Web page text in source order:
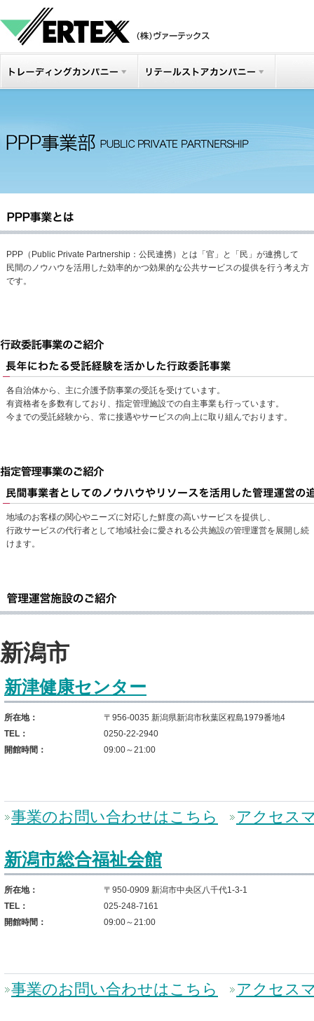
PPP（Public Private Partnership：公民連携）とは「官」と「民」が連携して
民間のノウハウを活用した効率的かつ効果的な公共サービスの提供を行う考え方
です。
各自治体から、主に介護予防事業の受託を受けています。
有資格者を多数有しており、指定管理施設での自主事業も行っています。
今までの受託経験から、常に接遇やサービスの向上に取り組んでおります。
地域のお客様の関心やニーズに対応した鮮度の高いサービスを提供し、
行政サービスの代行者として地域社会に愛される公共施設の管理運営を展開し続
けます。
新潟市
新津健康センター
所在地：
〒956-0035 新潟県新潟市秋葉区程島1979番地4
TEL：
0250-22-2940
開館時間：
09:00～21:00
事業のお問い合わせはこちら アクセス
新潟市総合福祉会館
所在地：
〒950-0909 新潟市中央区八千代1-3-1
TEL：
025-248-7161
開館時間：
09:00～21:00
事業のお問い合わせはこちら アクセス